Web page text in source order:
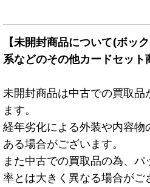
【未開封商品について(ボッ
系などのその他カードセット
未開封商品は中古での買取
ます。
経年劣化による外装や内容
ある場合がございます。
また中古での買取品の為、パ
率とは大きく異なる場合がご